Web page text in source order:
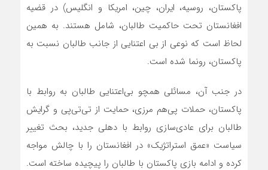
پاکستان، روسیه، ایران، چین، امریکا و انگلیس) در قضیه
افغانستان تحت حاکمیت طالبان، شامل هستند. به همین
لحاظ است که نوعی از بی اعتنایی از جانب طالبان نسبت به
پاکستان، رونما شده است.
در جنب آن، مسائلی همچو بی‌اعتنایی طالبان به روابط با
پاکستان، حملات پی‌هم مرزی، حمایت از تی‌تی‌پی و گرایش
طالبان برای عادی‌سازی روابط با دهلی جدید، بحث تغییر
سیاست «عمق استراتژیک» در افغانستان را با چالش مواجه
کرده و ادامه بازی پاکستان با طالبان را پیچیده ساخته است.